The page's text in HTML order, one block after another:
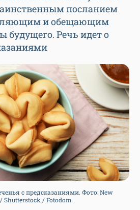
посланием
и обещающим
будущего. Речь идет о
с предсказаниями. Фото: New
Shutterstock / Fotodom